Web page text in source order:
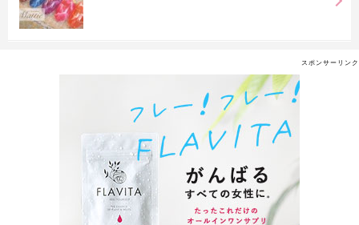
スポンサーリンク